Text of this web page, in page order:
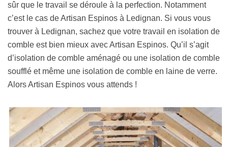
sûr que le travail se déroule à la perfection. Notamment
c’est le cas de Artisan Espinos à Ledignan. Si vous vous
trouver à Ledignan, sachez que votre travail en isolation de
comble est bien mieux avec Artisan Espinos. Qu’il s’agit
d’isolation de comble aménagé ou une isolation de comble
soufflé et même une isolation de comble en laine de verre.
Alors Artisan Espinos vous attends !